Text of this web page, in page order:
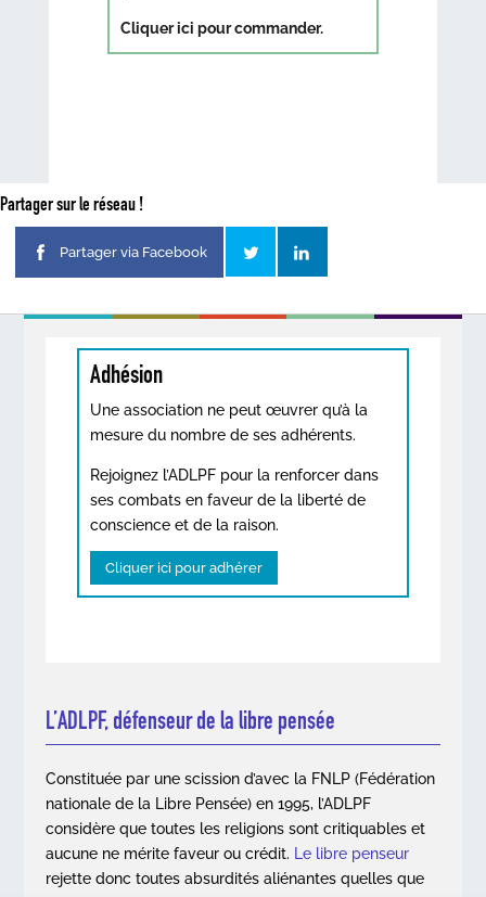
Cliquer ici pour commander.
Partager sur le réseau !
Partager via Facebook
Adhésion
Une association ne peut œuvrer qu’à la
mesure du nombre de ses adhérents.
Rejoignez l’ADLPF pour la renforcer dans
ses combats en faveur de la liberté de
conscience et de la raison.
Cliquer ici pour adhérer
L’ADLPF, défenseur de la libre pensée
Constituée par une scission d’avec la FNLP (Fédération
nationale de la Libre Pensée) en 1995, l’ADLPF
considère que toutes les religions sont critiquables et
aucune ne mérite faveur ou crédit. Le libre penseur
rejette donc toutes absurdités aliénantes quelles que